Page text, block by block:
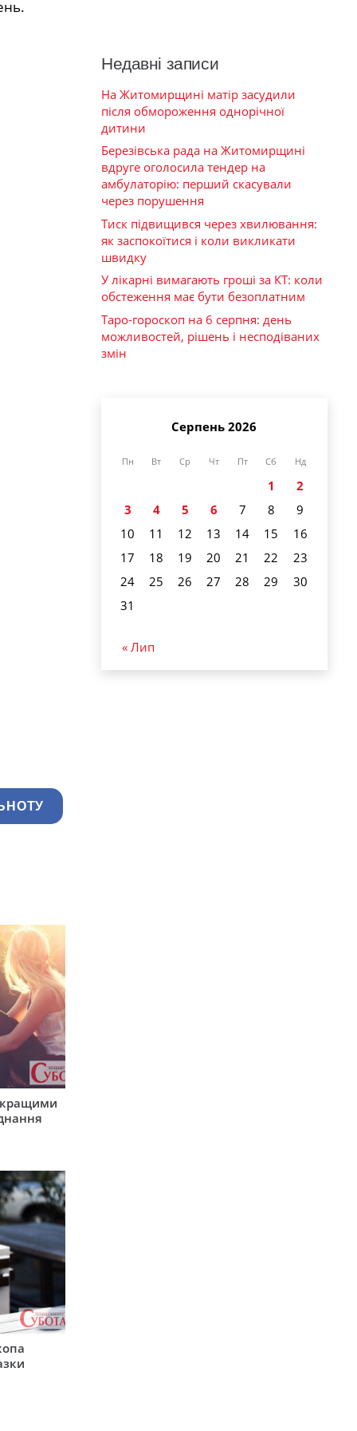
Недавні записи
На Житомирщині матір засудили
після обмороження однорічної
дитини
Березівська рада на Житомирщині
вдруге оголосила тендер на
амбулаторію: перший скасували
через порушення
Тиск підвищився через хвилювання:
як заспокоїтися і коли викликати
швидку
У лікарні вимагають гроші за КТ: коли
обстеження має бути безоплатним
Таро-гороскоп на 6 серпня: день
можливостей, рішень і несподіваних
змін
Серпень 2026
Пн Вт Ср Чт Пт Сб Нд
1
2
3
4 5 6 7 8
9
10
11 12 13 14 15
16
17
18 19 20 21 22
23
24
25 26 27 28 29
30
31
« Лип